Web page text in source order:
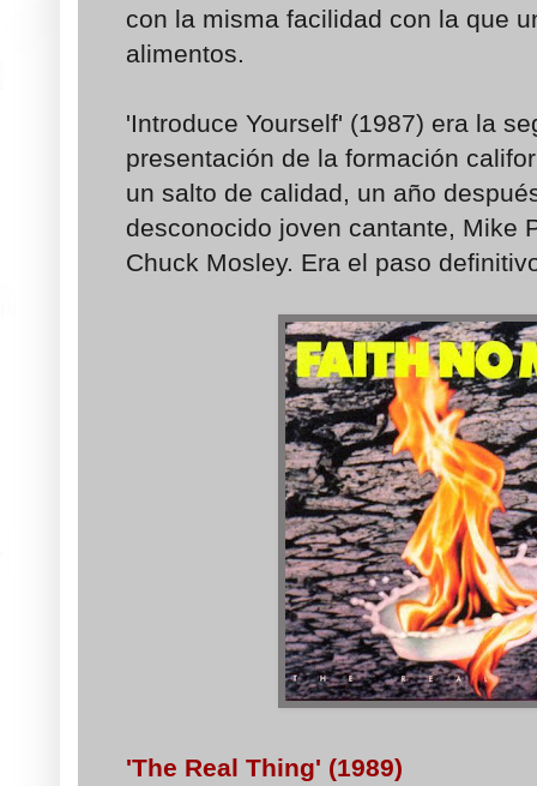
con la misma facilidad con la que
alimentos.
'Introduce Yourself' (1987) era la
presentación de la formación
un salto de calidad, un año
desconocido joven cantante, Mike
Chuck Mosley. Era el paso
'The Real Thing' (1989)